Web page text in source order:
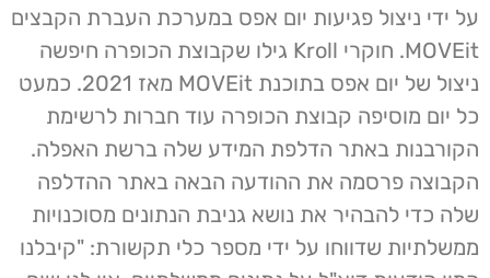
על ידי ניצול פגיעות יום אפס במערכת העברת הקבצים
MOVEit. חוקרי Kroll גילו שקבוצת הכופרה חיפשה
ניצול של יום אפס בתוכנת MOVEit מאז 2021. כמעט
כל יום מוסיפה קבוצת הכופרה עוד חברות לרשימת
הקורבנות באתר הדלפת המידע שלה ברשת האפלה.
הקבוצה פרסמה את ההודעה הבאה באתר ההדלפה
שלה כדי להבהיר את נושא גניבת הנתונים מסוכנויות
ממשלתיות שדווחו על ידי מספר כלי תקשורת: "קיבלנו